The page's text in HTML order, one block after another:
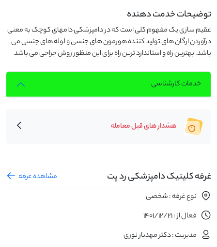
توضیحات خدمت دهنده
عقیم سازی یک مفهوم کلی است که در دامپزشکی دامهای کوچک به معنی
درآوردن ارگان های تولید کننده هورمون های جنسی و لوله های جنسی می
باشد. بهترین راه و استاندارد ترین راه برای این منظور روش جراحی می باشد
خدمات کارشناسی
هشدار های قبل معامله
غرفه کلینیک دامپزشکی رد پت
مشاهده غرفه
نوع غرفه : شخصی
فعال از : 1401/12/21
مدیریت : دکتر مهدیار نوری